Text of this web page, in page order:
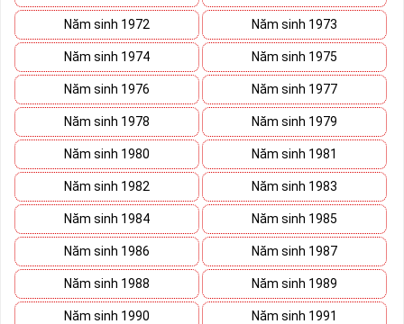
Năm sinh 1972 Năm sinh 1973
Năm sinh 1974 Năm sinh 1975
Năm sinh 1976 Năm sinh 1977
Năm sinh 1978 Năm sinh 1979
Năm sinh 1980 Năm sinh 1981
Năm sinh 1982 Năm sinh 1983
Năm sinh 1984 Năm sinh 1985
Năm sinh 1986 Năm sinh 1987
Năm sinh 1988 Năm sinh 1989
Năm sinh 1990 Năm sinh 1991